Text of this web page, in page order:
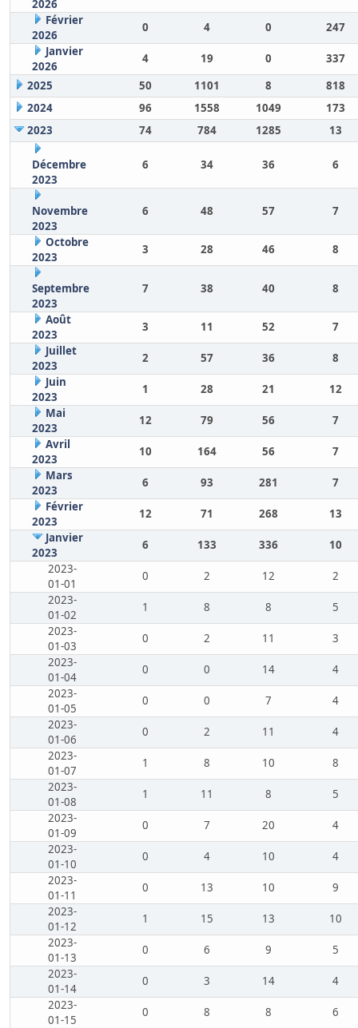
2026
Février
2026
0 4 0
247
Janvier
2026
4 19 0
337
2025
50 1101 8
818
2024
96 1558 1049
173
2023
74 784 1285 13
Décembre
2023
6 34 36 6
Novembre
2023
6 48 57 7
Octobre
2023
3 28 46 8
Septembre
2023
7 38 40 8
Août
2023
3 11 52
7
Juillet
2023
2 57 36
8
Juin
2023
1 28 21
12
Mai
2023
12 79 56
7
Avril
2023
10 164 56
7
Mars
2023
6 93 281
7
Février
2023
12 71 268
13
Janvier
2023
6 133 336
10
2023-
01-01
0 2 12
2
2023-
01-02
1 8 8
5
2023-
01-03
0 2 11
3
2023-
01-04
0 0 14
4
2023-
01-05
0 0 7
4
2023-
01-06
0 2 11
4
2023-
01-07
1 8 10
8
2023-
01-08
1 11 8
5
2023-
01-09
0 7 20
4
2023-
01-10
0 4 10
4
2023-
01-11
0 13 10
9
2023-
01-12
1 15 13
10
2023-
01-13
0 6 9
5
2023-
01-14
0 3 14
4
2023-
01-15
0 8 8
6